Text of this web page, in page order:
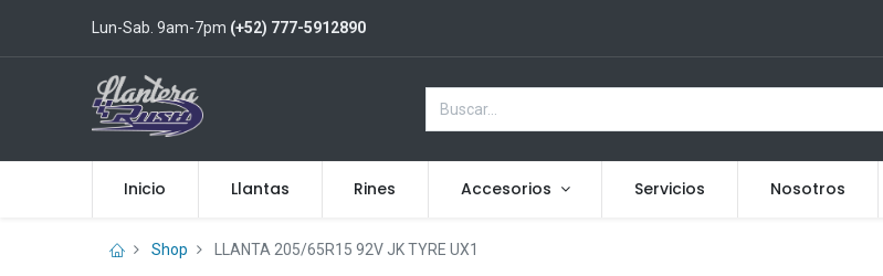
Lun-Sab. 9am-7pm (+52) 777-5912890
Inicio Llantas Rines Accesorios Servicios Nosotros
Shop LLANTA 205/65R15 92V JK TYRE UX1